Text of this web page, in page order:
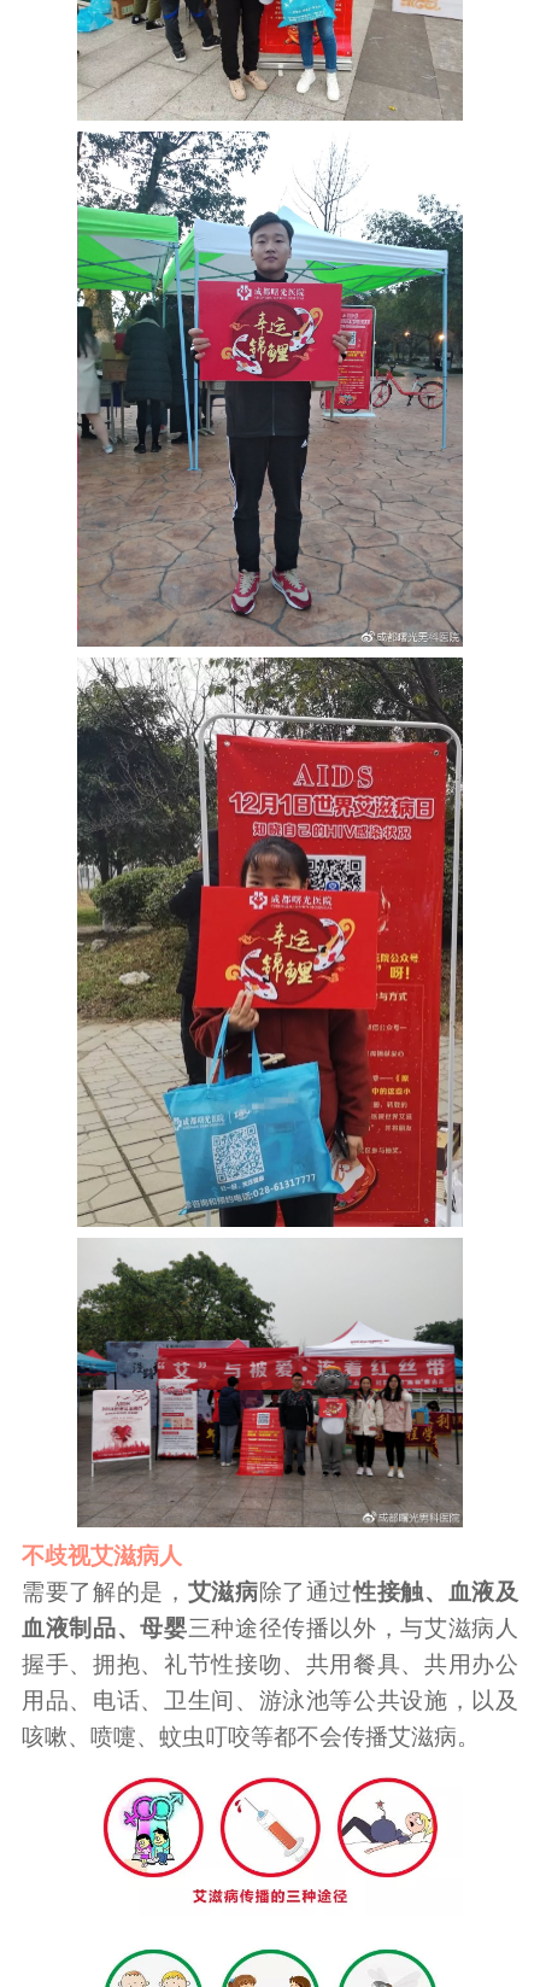
不歧视艾滋病人
需要了解的是， 艾滋病除了通过性接触、血液及
血液制品、母婴三种途径传播以外，与艾滋病人
握手、拥抱、礼节性接吻、共用餐具、共用办公
用品、电话、卫生间、游泳池等公共设施，以及
咳嗽、喷嚏、蚊虫叮咬等都不会传播艾滋病。